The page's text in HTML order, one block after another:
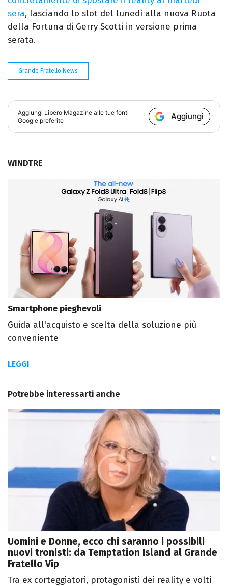
sera, lasciando lo slot del lunedì alla nuova Ruota
della Fortuna di Gerry Scotti in versione prima
serata.
Grande Fratello News
Aggiungi Libero Magazine alle tue fonti
Google preferite
Aggiungi
WINDTRE
Smartphone pieghevoli
Guida all'acquisto e scelta della soluzione più
conveniente
LEGGI
Potrebbe interessarti anche
Uomini e Donne, ecco chi saranno i possibili
nuovi tronisti: da Temptation Island al Grande
Fratello Vip
Tra ex corteggiatori, protagonisti dei reality e volti